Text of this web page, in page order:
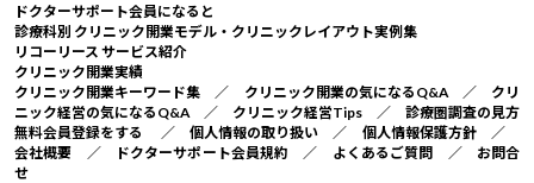
ドクターサポート会員になると
診療科別 クリニック開業モデル・クリニックレイアウト実例集
リコーリース サービス紹介
クリニック開業実績
クリニック開業キーワード集 ／ クリニック開業の気になるQ&A／ クリ
ニック経営の気になるQ&A／ クリニック経営Tips／ 診療圏調査の見方
無料会員登録をする
／ 個人情報の取り扱い ／ 個人情報保護方針 ／
会社概要 ／ ドクターサポート会員規約 ／ よくあるご質問 ／ お問合
せ